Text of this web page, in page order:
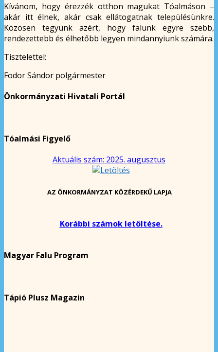
Kívánom, hogy érezzék otthon magukat Tóalmáson –
akár itt élnek, akár csak ellátogatnak településünkre.
Közösen tegyünk azért, hogy falunk egyre szebb,
rendezettebb és élhetőbb legyen mindannyiunk számára.
Tisztelettel:
Fodor Sándor polgármester
Önkormányzati Hivatali Portál
Tóalmási Figyelő
Aktuális szám: 2025. augusztus
AZ ÖNKORMÁNYZAT KÖZÉRDEKŰ LAPJA
Korábbi számok letöltése.
Magyar Falu Program
Tápió Plusz Magazin